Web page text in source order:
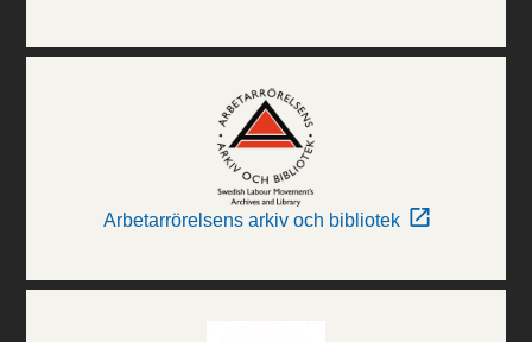
Arbetarrörelsens arkiv och bibliotek